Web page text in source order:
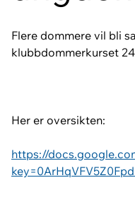
Flere dommere vil bli
klubbdommerkurset
Her er oversikten:
https://